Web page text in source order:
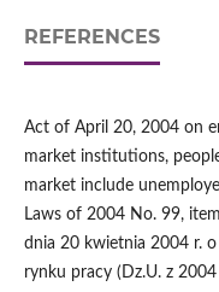
REFERENCES
Act of April 20, 2004 on
market institutions,
market include
Laws of 2004 No. 99,
dnia 20 kwietnia 2004 r.
rynku pracy (Dz.U. z